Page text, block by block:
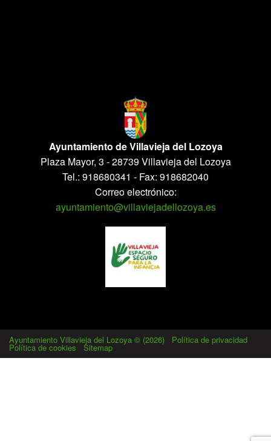
Ayuntamiento de Villavieja del Lozoya
Plaza Mayor, 3 - 28739 Villavieja del Lozoya
Tel.: 918680341 - Fax: 918682040
Correo electrónico:
ayuntamiento@villaviejadellozoya.es
Ayuntamiento Villavieja del Lozoya © (2026) Política de privacidad
Política de cookies Sitemap